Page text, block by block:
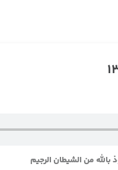
بالله من الشيطان الرجيم